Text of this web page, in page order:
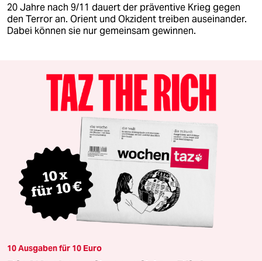
20 Jahre nach 9/11 dauert der präventive Krieg gegen
den Terror an. Orient und Okzident treiben auseinander.
Dabei können sie nur gemeinsam gewinnen.
10 Ausgaben für 10 Euro